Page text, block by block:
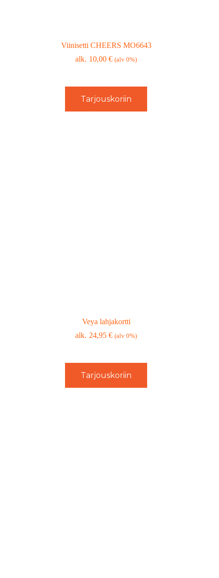
Viinisetti CHEERS MO6643
10,00€ (alv 0%)
Tarjouskoriin
Veya lahjakortti
24,95€ (alv 0%)
Tarjouskoriin